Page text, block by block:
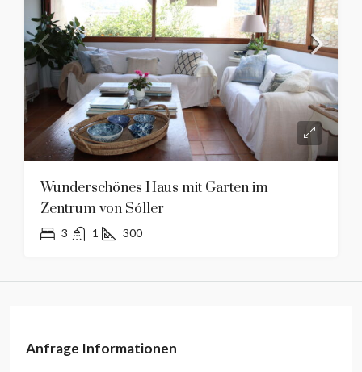
Wunderschönes Haus mit Garten im
Zentrum von Sóller
3 1 300
Anfrage Informationen